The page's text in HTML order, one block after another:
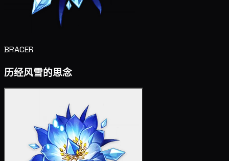
BRACER
历经风雪的思念